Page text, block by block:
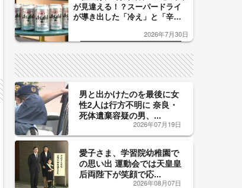
が見違える！？スーパードライ
が導き出した「冷え」と「辛
した「辛口カーブ」が飲み頃の
2026年7月30日
男と出かけたのを最後に女
性2人は行方不明に 奈良・
死体遺棄容疑の男、...
2026年07月19日
愛子さま、学習院幼稚園で
の思い出 運動会では天皇皇
后両陛下が笑顔で応...
2026年08月07日